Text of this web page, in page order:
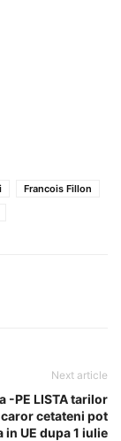
Francois Fillon
Next article
-PE LISTA tarilor
cetateni pot
in UE dupa 1 iulie